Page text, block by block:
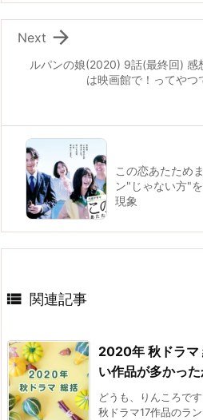
ルパンの娘(2020) 9話(最終回) 感
は映画館で！ってやつ

Next
この恋あたため
ン"じゃない方"
現象
 関連記事
2020年 秋ドラマ
い作品が多かった
どうも、りんころで
秋ドラマ17作品のラ